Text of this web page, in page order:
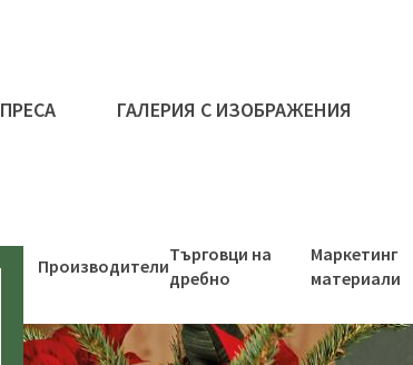
ПРЕСА ГАЛЕРИЯ С ИЗОБРАЖЕНИЯ
Производители
Търговци на
дребно
Маркетинг
материали